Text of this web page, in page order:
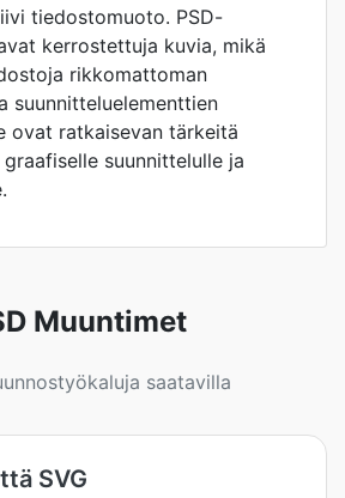
tiedostomuoto. PSD-
kerrostettuja kuvia, mikä
rikkomattoman
suunnitteluelementtien
ovat ratkaisevan tärkeitä
suunnittelulle ja
Muuntimet
saatavilla
SVG